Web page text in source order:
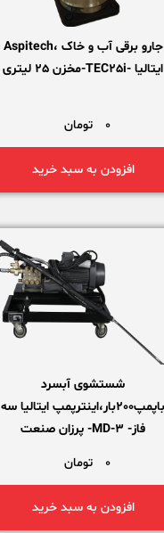
جارو برقی آب و خاک ،Aspitech
ایتالیا -TEC25i-مخزن 25 لیتری
0 تومان
افزودن به سبد خرید
شستشوی آبسرد
باپمپ200بار،اینترپمپ ایتالیا سه
فاز- MD-3- پرزان صنعت
0
تومان
افزودن به سبد خرید